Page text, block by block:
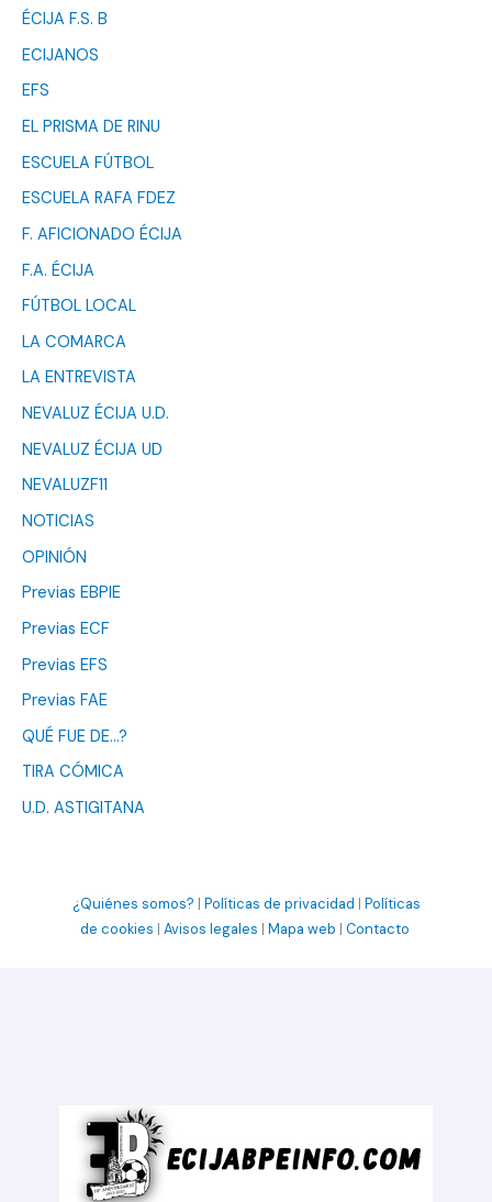
ÉCIJA F.S. B
ECIJANOS
EFS
EL PRISMA DE RINU
ESCUELA FÚTBOL
ESCUELA RAFA FDEZ
F. AFICIONADO ÉCIJA
F.A. ÉCIJA
FÚTBOL LOCAL
LA COMARCA
LA ENTREVISTA
NEVALUZ ÉCIJA U.D.
NEVALUZ ÉCIJA UD
NEVALUZF11
NOTICIAS
OPINIÓN
Previas EBPIE
Previas ECF
Previas EFS
Previas FAE
QUÉ FUE DE…?
TIRA CÓMICA
U.D. ASTIGITANA
¿Quiénes somos? | Políticas de privacidad | Políticas
de cookies | Avisos legales | Mapa web | Contacto